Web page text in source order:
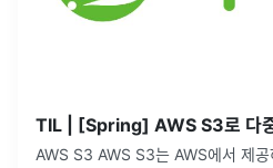
TIL | [Spring] AWS S3로 다
AWS S3 AWS S3는 AWS에서 제